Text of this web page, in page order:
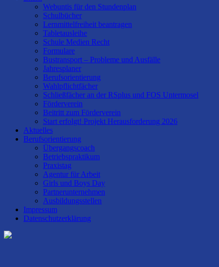
Webuntis für den Stundenplan
Schulbücher
Lernmittelfreiheit beantragen
Tabletausleihe
Schule Medien Recht
Formulare
Bustransport – Probleme und Ausfälle
Jahresplaner
Berufsorientierung
Wahlpflichtfächer
Schließfächer an der RSplus und FOS Untermosel
Förderverein
Beitritt zum Förderverein
Start erfolgt! Projekt Herausforderung 2026
Aktuelles
Berufsorientierung
Übergangscoach
Betriebspraktikum
Praxistag
Agentur für Arbeit
Girls und Boys Day
Partnerunternehmen
Ausbildungsstellen
Impressum
Datenschutzerklärung